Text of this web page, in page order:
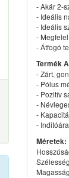
- Akár 2-
- Ideális
- Ideális
-
- Átfogó
Termék
- Zárt,
- Pólus
- Pozitív
-
-
-
Méretek: